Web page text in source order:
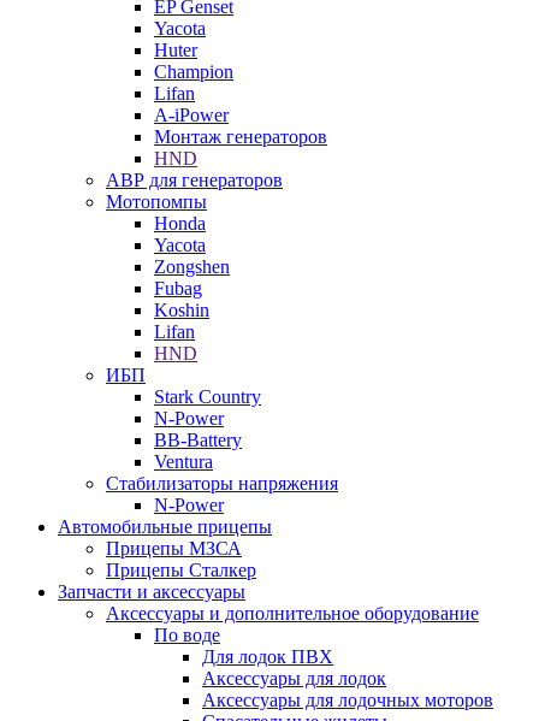
EP Genset
Yacota
Huter
Champion
Lifan
A-iPower
Монтаж генераторов
HND
АВР для генераторов
Мотопомпы
Honda
Yacota
Zongshen
Fubag
Koshin
Lifan
HND
ИБП
Stark Country
N-Power
BB-Battery
Ventura
Стабилизаторы напряжения
N-Power
Автомобильные прицепы
Прицепы МЗСА
Прицепы Сталкер
Запчасти и аксессуары
Аксессуары и дополнительное оборудование
По воде
Для лодок ПВХ
Аксессуары для лодок
Аксессуары для лодочных моторов